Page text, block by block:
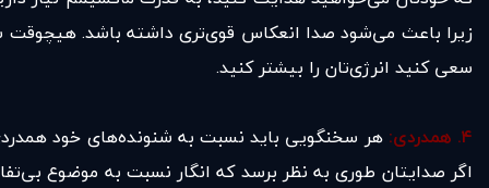
زیرا باعث می‌شود صدا انعکاس قوی‌تری داشته باشد. هیچوقت
سعی کنید انرژی‌تان را بیشتر کنید.
۴. همدردی:
هر سخنگویی باید نسبت به شنونده‌های خود
اگر صدایتان طوری به نظر برسد که انگار نسبت به موضوع